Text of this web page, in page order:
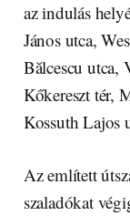
az indulás
János utca,
Bălcescu utca,
Kőkereszt tér,
Kossuth Lajos
Az említett
szaladókat